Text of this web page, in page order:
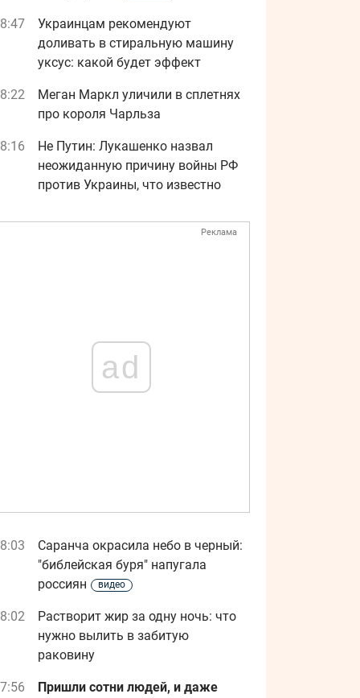
Украинцам рекомендуют
доливать в стиральную машину
уксус: какой будет эффект
Меган Маркл уличили в сплетнях
про короля Чарльза
Не Путин: Лукашенко назвал
неожиданную причину войны РФ
против Украины, что известно
Реклама
ad
Саранча окрасила небо в черный:
"библейская буря" напугала
россиян
видео
Растворит жир за одну ночь: что
нужно вылить в забитую
раковину
Пришли сотни людей, и даже